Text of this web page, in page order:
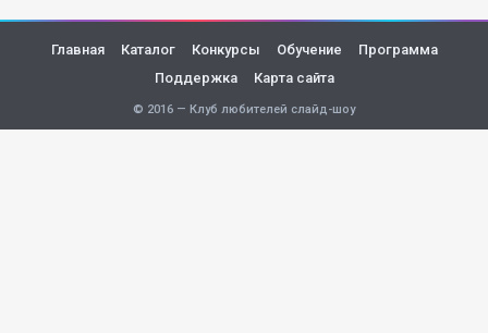
Главная Каталог Конкурсы Обучение
Программа
Поддержка
Карта сайта
© 2016 — Клуб любителей слайд-шоу